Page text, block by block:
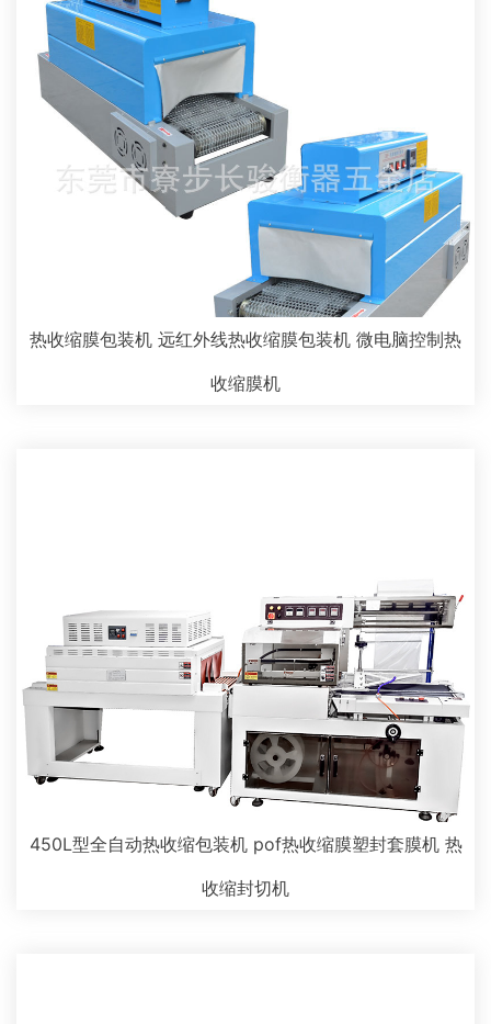
热收缩膜包装机 远红外线热收缩膜包装机 微电脑控制热
收缩膜机
450L型全自动热收缩包装机 pof热收缩膜塑封套膜机 热
收缩封切机